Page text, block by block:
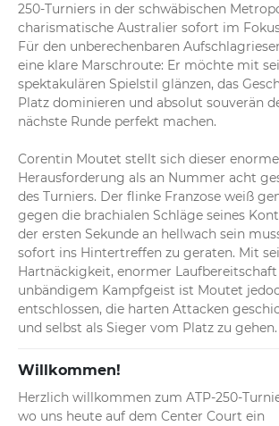
250-Turniers in der schwäbischen
charismatische Australier sofort im
Für den unberechenbaren
eine klare Marschroute: Er möchte mit
spektakulären Spielstil glänzen, das
Platz dominieren und absolut souverän
nächste Runde perfekt machen.
Corentin Moutet stellt sich dieser
Herausforderung als an Nummer acht
des Turniers. Der flinke Franzose weiß
gegen die brachialen Schläge seines
der ersten Sekunde an hellwach sein
sofort ins Hintertreffen zu geraten. Mit
Hartnäckigkeit, enormer
unbändigem Kampfgeist ist Moutet
entschlossen, die harten Attacken
und selbst als Sieger vom Platz zu gehen.
Willkommen!
Herzlich willkommen zum ATP-250-
wo uns heute auf dem Center Court ein